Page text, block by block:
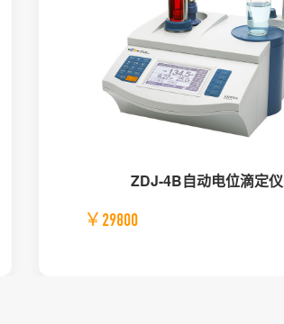
ZDJ-4B自动电位滴定仪
￥29800